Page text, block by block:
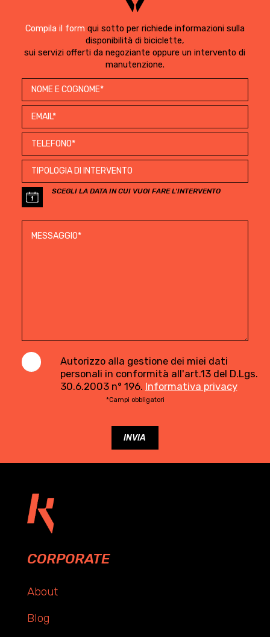
Compila il form qui sotto per richiede informazioni sulla
disponibilità di biciclette,
sui servizi offerti da negoziante oppure un intervento di
manutenzione.
SCEGLI LA DATA IN CUI VUOI FARE L'INTERVENTO
Autorizzo alla gestione dei miei dati
personali in conformità all'art.13 del D.Lgs.
30.6.2003 n° 196. Informativa privacy
*Campi obbligatori
CORPORATE
About
Blog